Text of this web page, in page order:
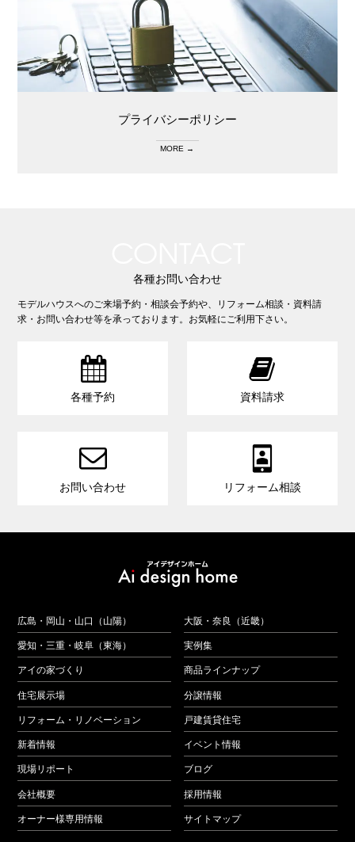
プライバシーポリシー
MORE →
各種お問い合わせ
モデルハウスへのご来場予約・相談会予約や、リフォーム相談・資料請
求・お問い合わせ等を承っております。お気軽にご利用下さい。

各種予約

資料請求

お問い合わせ

リフォーム相談
広島・岡山・山口（山陽） 大阪・奈良（近畿）
愛知・三重・岐阜（東海） 実例集
アイの家づくり 商品ラインナップ
住宅展示場 分譲情報
リフォーム・リノベーション 戸建賃貸住宅
新着情報 イベント情報
現場リポート ブログ
会社概要 採用情報
オーナー様専用情報 サイトマップ